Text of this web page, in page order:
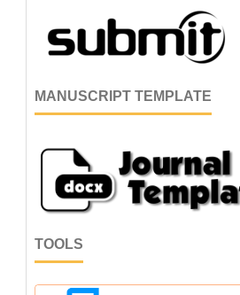
MANUSCRIPT TEMPLATE
TOOLS